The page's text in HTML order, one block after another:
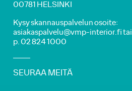
00781 HELSINKI
Kysy skannauspalvelun osoite:
asiakaspalvelu@vmp-interior.fi tai
p. 02 824 1000
SEURAA MEITÄ